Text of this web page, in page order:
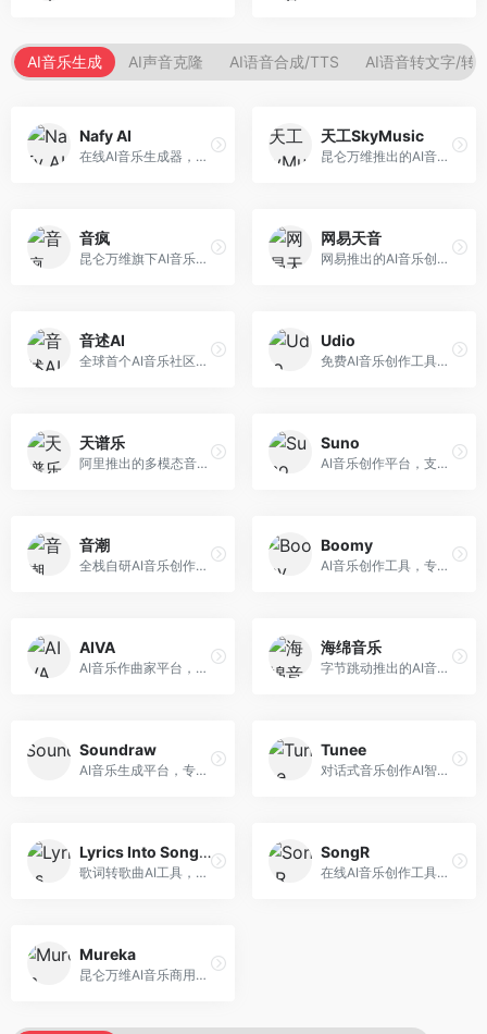
AI音乐生成 AI声音克隆 AI语音合成/TTS AI语音转文字/转
Nafy AI
在线AI音乐生成器，专注于快速音乐创作。面向内容创作者，支持多种风格音乐生成，操作简便，生成速度快，适合快速配乐需求。
天工SkyMusic
昆仑万维推出的AI音乐创作平台，基于天工大模型。面向音乐创作者，支持歌词生成、旋律创作、音乐编曲等服务，中文音乐创作能力强。
音疯
昆仑万维旗下AI音乐创作平台，专注于音乐内容生成。面向音乐爱好者和内容创作者，提供多种风格音乐生成，操作简便，创作速度快。
网易天音
网易推出的AI音乐创作工具，支持作词、作曲与编曲。面向音乐爱好者和独立音乐人，提供歌词生成、旋律创作、编曲制作等服务，与网易云音乐生态深度整合。
音述AI
全球首个AI音乐社区平台，整合创作与分享功能。面向音乐创作者和爱好者，提供音乐创作、作品分享、社区交流等服务，社区氛围活跃。
Udio
免费AI音乐创作工具，专注于高质量音乐生成。面向音乐创作者和内容制作者，支持多种音乐风格生成，音质专业，创作自由度高，适合专业音乐制作场景。
天谱乐
阿里推出的多模态音乐生成平台，整合音频与文本理解能力。面向内容创作者，支持歌词生成、旋律创作、音乐编辑等服务，与阿里生态深度整合。
Suno
AI音乐创作平台，支持通过文字描述生成完整歌曲，包含歌词、旋律和人声。面向音乐爱好者、内容创作者和独立音乐人，操作门槛低，创作速度快，支持多种音乐风格，为音乐创作带来全新可能。
音潮
全栈自研AI音乐创作平台，支持从创作到发布的完整流程。面向独立音乐人和音乐工作室，提供作词作曲、编曲混音、音乐发布等服务，创作工具专业。
Boomy
AI音乐创作工具，专注于快速音乐生成与发布。面向音乐爱好者和业余创作者，支持一键生成原创音乐，可直接发布到音乐平台，创作门槛低。
AIVA
AI音乐作曲家平台，专注于古典和影视配乐创作。面向影视制作人和游戏开发者，提供原创音乐生成、配乐定制等服务，音乐风格专业，适合影视游戏配乐。
海绵音乐
字节跳动推出的AI音乐创作平台，支持多风格音乐生成。面向内容创作者和音乐爱好者，提供歌词创作、旋律生成、编曲制作等服务，创作效率高，适合短视频配乐。
Soundraw
AI音乐生成平台，专注于免版税音乐创作。面向视频创作者和内容制作者，提供背景音乐生成、音乐定制等服务，音乐版权清晰，适合视频配乐场景。
Tunee
对话式音乐创作AI智能体，支持自然语言交互创作。面向音乐爱好者，通过对话方式完成音乐创作，交互体验友好，创作过程直观。
Lyrics Into Song AI
歌词转歌曲AI工具，支持将歌词转化为完整歌曲。面向歌词创作者和音乐爱好者，提供歌词谱曲、编曲制作等服务，歌词音乐化效率高。
SongR
在线AI音乐创作工具，支持歌词与旋律一体化生成。面向内容创作者和音乐爱好者，提供歌词创作、旋律生成、音乐制作等服务，操作简便，创作速度快。
Mureka
昆仑万维AI音乐商用创作平台，专注于商业音乐授权。面向企业和商业用户，提供版权音乐生成、商用授权等服务，音乐版权清晰，商业应用安全。